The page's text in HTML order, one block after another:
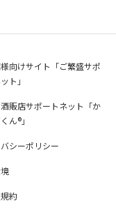
向けサイト「ご繁盛サポ
ト」
販店サポートネット「か
ん®」
シーポリシー
約